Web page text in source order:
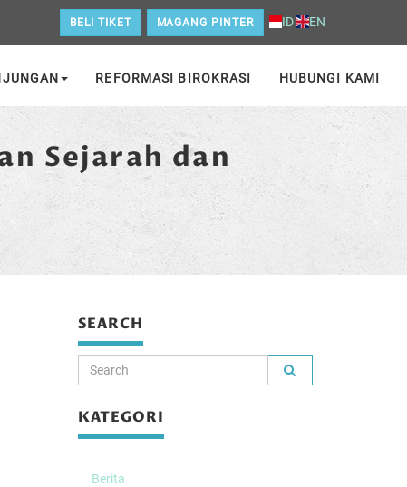
BELI TIKET MAGANG PINTER ID EN
REFORMASI BIROKRASI HUBUNGI KAMI
Sejarah dan
SEARCH
KATEGORI
Berita